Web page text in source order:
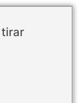
tirar